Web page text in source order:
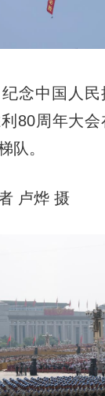
中国人民
80周年大会
队。
卢烨 摄